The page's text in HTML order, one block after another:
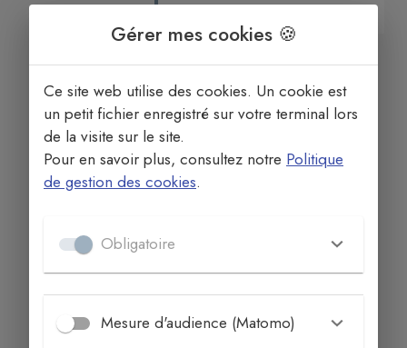
Église
l’Assomption
Gérer mes cookies 🍪
Ce site web utilise des cookies. Un cookie est
un petit fichier enregistré sur votre terminal lors
de la visite sur le site.
Pour en savoir plus, consultez notre Politique
de gestion des cookies.
Obligatoire
Mesure d'audience (Matomo)